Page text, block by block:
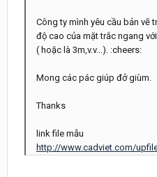
Công ty mình yêu cầu bản vẽ
độ cao của mặt trắc ngang
( hoặc là 3m,v.v...). :cheers:
Mong các pác giúp đở giùm.
Thanks
link file mẫu
http://www.cadviet.com/